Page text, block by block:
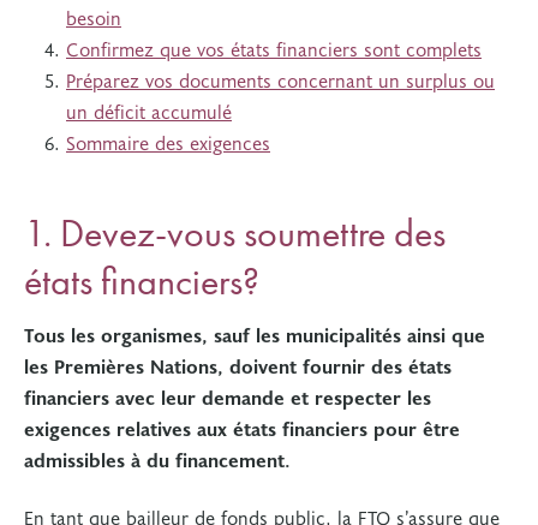
besoin
Confirmez que vos états financiers sont complets
Préparez vos documents concernant un surplus ou
un déficit accumulé
Sommaire des exigences
1. Devez-vous soumettre des
états financiers?
Tous les organismes, sauf les municipalités ainsi que
les Premières Nations, doivent fournir des états
financiers avec leur demande et respecter les
exigences relatives aux états financiers pour être
admissibles à du financement.
En tant que bailleur de fonds public, la FTO s’assure que